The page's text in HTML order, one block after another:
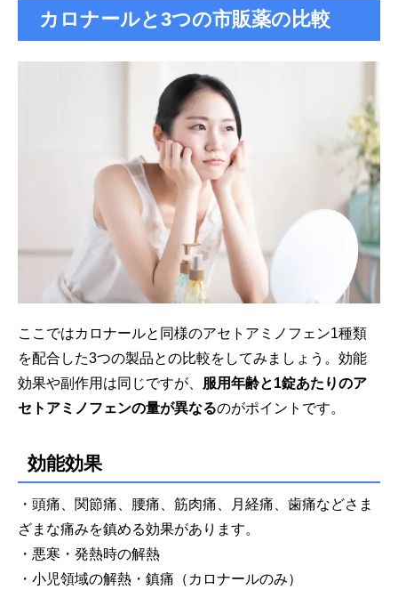
カロナールと3つの市販薬の比較
ここではカロナールと同様のアセトアミノフェン1種類
を配合した3つの製品との比較をしてみましょう。効能
効果や副作用は同じですが、 服用年齢と1錠あたりのア
セトアミノフェンの量が異なるのがポイントです。
効能効果
・頭痛、関節痛、腰痛、筋肉痛、月経痛、歯痛などさま
ざまな痛みを鎮める効果があります。
・悪寒・発熱時の解熱
・小児領域の解熱・鎮痛（カロナールのみ）